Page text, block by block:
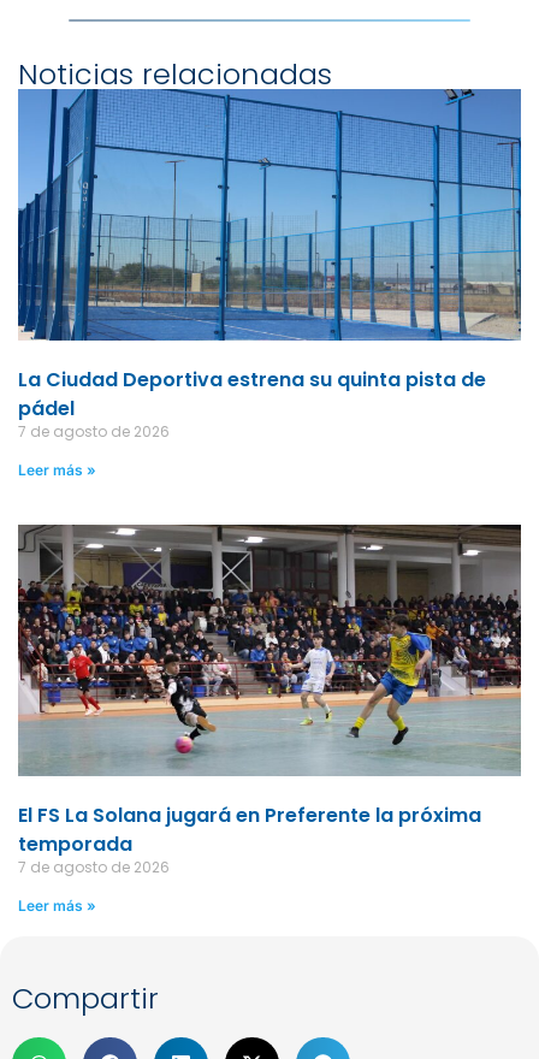
Noticias relacionadas
La Ciudad Deportiva estrena su quinta pista de
pádel
7 de agosto de 2026
Leer más »
El FS La Solana jugará en Preferente la próxima
temporada
7 de agosto de 2026
Leer más »
Compartir